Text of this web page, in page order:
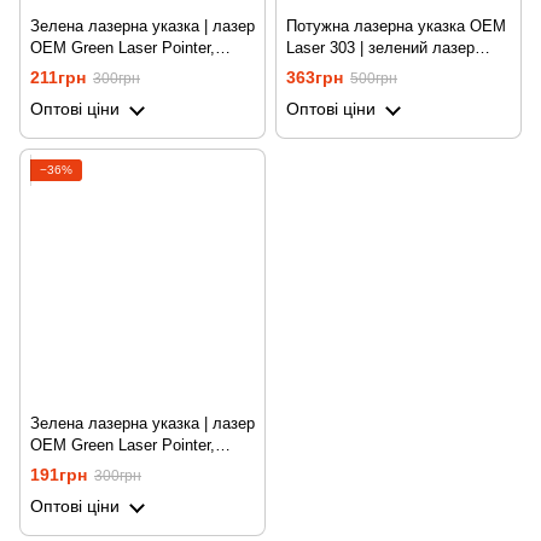
Зелена лазерна указка | лазер
OEM Green Laser Pointer,
1000mW
211грн 300грн
Оптові ціни
Потужна лазерна указка OEM
Laser 303 | зелений лазер
Green Laser Pointer
363грн 500грн
Оптові ціни
−36%
Зелена лазерна указка | лазер
OEM Green Laser Pointer,
200mW
191грн 300грн
Оптові ціни